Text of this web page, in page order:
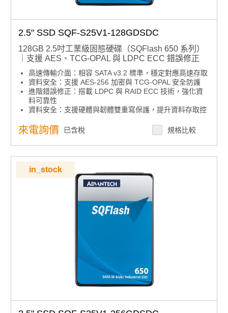
2.5" SSD SQF-S25V1-128GDSDC
128GB 2.5吋工業級固態硬碟（SQFlash 650 系列）
｜支援 AES、TCG-OPAL 與 LDPC ECC 錯誤修正
高速傳輸介面：相容 SATA v3.2 標準，穩定對應高速存取
資料安全：支援 AES-256 加密與 TCG-OPAL 安全防護
進階錯誤修正：搭載 LDPC 與 RAID ECC 技術，強化資
料可靠性
資料安全：支援硬體與韌體雙重寫保護，提升資料存取控
延長使用壽命：具備抗震結構與低功耗運作
智慧化管理：搭配 GUI 管理工具與軟體 API 功能
產品諮詢服務：規格諮詢 / 案場規劃 / 交期確認
來電詢價 已含稅 規格比較
in_stock